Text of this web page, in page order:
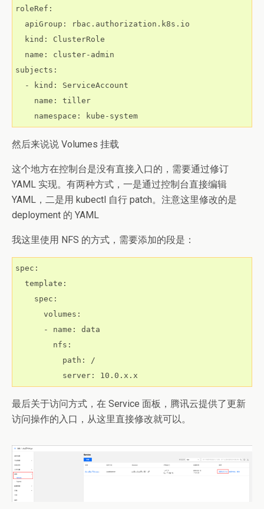
roleRef:
  apiGroup: rbac.authorization.k8s.io
  kind: ClusterRole
  name: cluster-admin
subjects:
  - kind: ServiceAccount
    name: tiller
    namespace: kube-system
然后来说说 Volumes 挂载
这个地方在控制台是没有直接入口的，需要通过修订
YAML 实现。有两种方式，一是通过控制台直接编辑
YAML，二是用 kubectl 自行 patch。注意这里修改的是
deployment 的 YAML
我这里使用 NFS 的方式，需要添加的段是：
spec:
  template:
    spec:
      volumes:
      - name: data
        nfs:
          path: /
          server: 10.0.x.x
最后关于访问方式，在 Service 面板，腾讯云提供了更新
访问操作的入口，从这里直接修改就可以。